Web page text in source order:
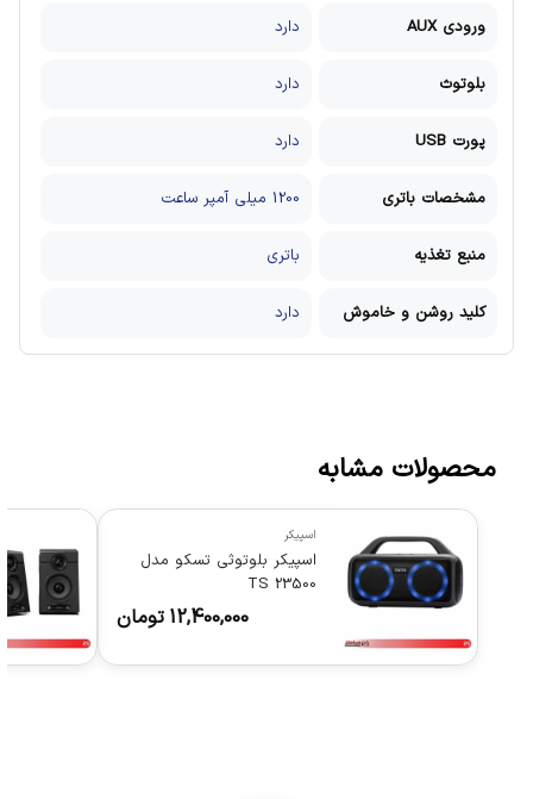
ورودی AUX دارد
بلوتوث دارد
پورت USB دارد
مشخصات باتری 1200 میلی آمپر ساعت
منبع تغذیه باتری
کلید روشن و خاموش دارد
محصولات مشابه
اسپیکر
اسپیکر بلوتوثی تسکو مدل
TS 23500
12,400,000 تومان